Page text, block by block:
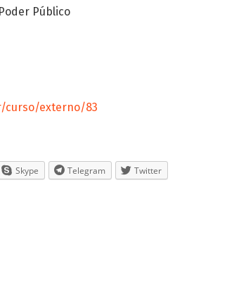
Público
curso/externo/83
Skype Telegram
Twitter